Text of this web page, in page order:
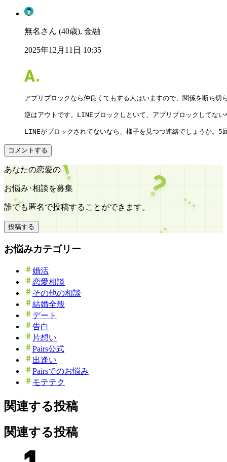
無名さん (40歳), 金融
2025年12月11日 10:35
アプリブロックなら仲良くてもする人はいますので、関係を断ち切
逆はアウトです。LINEブロックしといて、アプリブロックしてな
LINEがブロックされてないなら、様子を見つつ連絡でしょうか。5
コメントする
あなたの恋愛の
お悩み･相談を募集
誰でも匿名で投稿することができます。
投稿する
お悩みカテゴリー
婚活
恋愛相談
その他の相談
結婚全般
デート
告白
片想い
Pairs公式
出逢い
Pairsでのお悩み
モテテク
関連する投稿
関連する投稿